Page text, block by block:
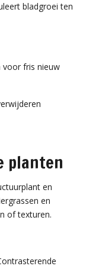
bladgroei ten
voor fris nieuw
planten
en
en
of texturen.